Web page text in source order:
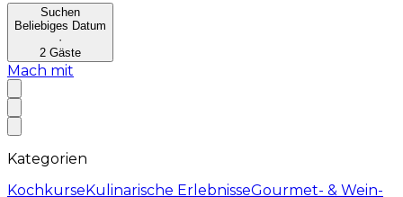
Suchen
Beliebiges Datum
·
2 Gäste
Mach mit
Kategorien
KochkurseKulinarische ErlebnisseGourmet- & Wein-